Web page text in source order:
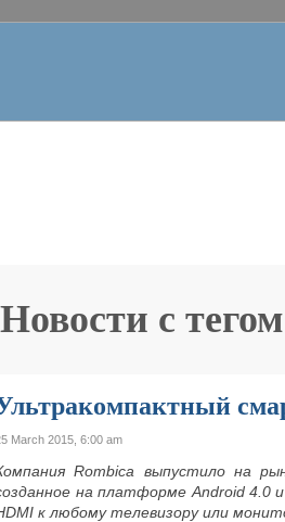
Новости с
March 2015, 6:00 am
Rombica выпустило на
на платформе Android 4.0
к любому телевизору или